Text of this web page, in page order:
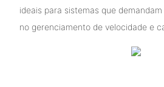
ideais para sistemas que
no gerenciamento de velocidade e